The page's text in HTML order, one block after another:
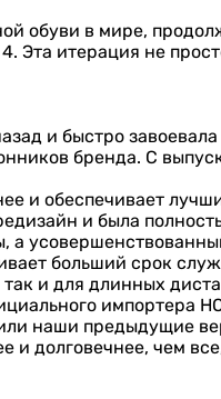
обуви в мире,
Эта итерация не
и быстро
бренда. С
и обеспечивает
и была
больший срок
и для длинных
импортера
наши предыдущие
и долговечнее, чем